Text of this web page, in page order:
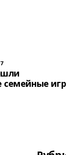
семейные